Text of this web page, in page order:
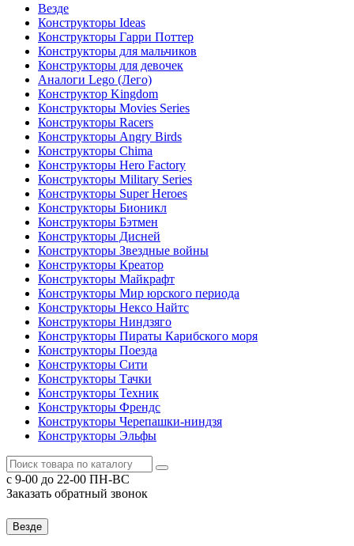
Везде
Конструкторы Ideas
Конструкторы Гарри Поттер
Конструкторы для мальчиков
Конструкторы для девочек
Аналоги Lego (Лего)
Конструктор Kingdom
Конструкторы Movies Series
Конструкторы Racers
Конструкторы Angry Birds
Конструкторы Chima
Конструкторы Hero Factory
Конструкторы Military Series
Конструкторы Super Heroes
Конструкторы Бионикл
Конструкторы Бэтмен
Конструкторы Дисней
Конструкторы Звездные войны
Конструкторы Креатор
Конструкторы Майкрафт
Конструкторы Мир юрского периода
Конструкторы Нексо Найтс
Конструкторы Ниндзяго
Конструкторы Пираты Карибского моря
Конструкторы Поезда
Конструкторы Сити
Конструкторы Тачки
Конструкторы Техник
Конструкторы Френдс
Конструкторы Черепашки-ниндзя
Конструкторы Эльфы
c 9-00 до 22-00 ПН-ВС
Заказать обратный звонок
Везде